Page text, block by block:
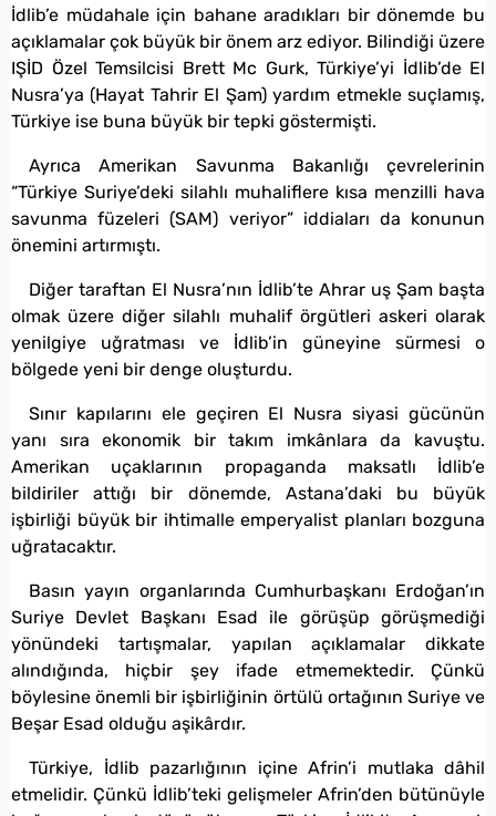
İdlib’e müdahale için bahane aradıkları bir dönemde bu
açıklamalar çok büyük bir önem arz ediyor. Bilindiği üzere
IŞİD Özel Temsilcisi Brett Mc Gurk, Türkiye’yi İdlib’de El
Nusra’ya (Hayat Tahrir El Şam) yardım etmekle suçlamış,
Türkiye ise buna büyük bir tepki göstermişti.
Ayrıca Amerikan Savunma Bakanlığı çevrelerinin
“Türkiye Suriye’deki silahlı muhaliflere kısa menzilli hava
savunma füzeleri (SAM) veriyor” iddiaları da konunun
önemini artırmıştı.
Diğer taraftan El Nusra’nın İdlib’te Ahrar uş Şam başta
olmak üzere diğer silahlı muhalif örgütleri askeri olarak
yenilgiye uğratması ve İdlib’in güneyine sürmesi o
bölgede yeni bir denge oluşturdu.
Sınır kapılarını ele geçiren El Nusra siyasi gücünün
yanı sıra ekonomik bir takım imkânlara da kavuştu.
Amerikan uçaklarının propaganda maksatlı İdlib’e
bildiriler attığı bir dönemde, Astana’daki bu büyük
işbirliği büyük bir ihtimalle emperyalist planları bozguna
uğratacaktır.
Basın yayın organlarında Cumhurbaşkanı Erdoğan’ın
Suriye Devlet Başkanı Esad ile görüşüp görüşmediği
yönündeki tartışmalar, yapılan açıklamalar dikkate
alındığında, hiçbir şey ifade etmemektedir. Çünkü
böylesine önemli bir işbirliğinin örtülü ortağının Suriye ve
Beşar Esad olduğu aşikârdır.
Türkiye, İdlib pazarlığının içine Afrin’i mutlaka dâhil
etmelidir. Çünkü İdlib’teki gelişmeler Afrin’den bütünüyle